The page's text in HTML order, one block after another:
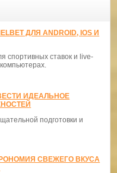
ДЛЯ ANDROID, IOS И
спортивных ставок и live-
ИДЕАЛЬНОЕ
подготовки и
СВЕЖЕГО ВКУСА